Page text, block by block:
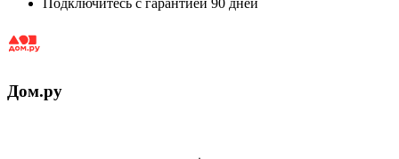
Подключитесь с гарантией 90 дней
Дом.ру